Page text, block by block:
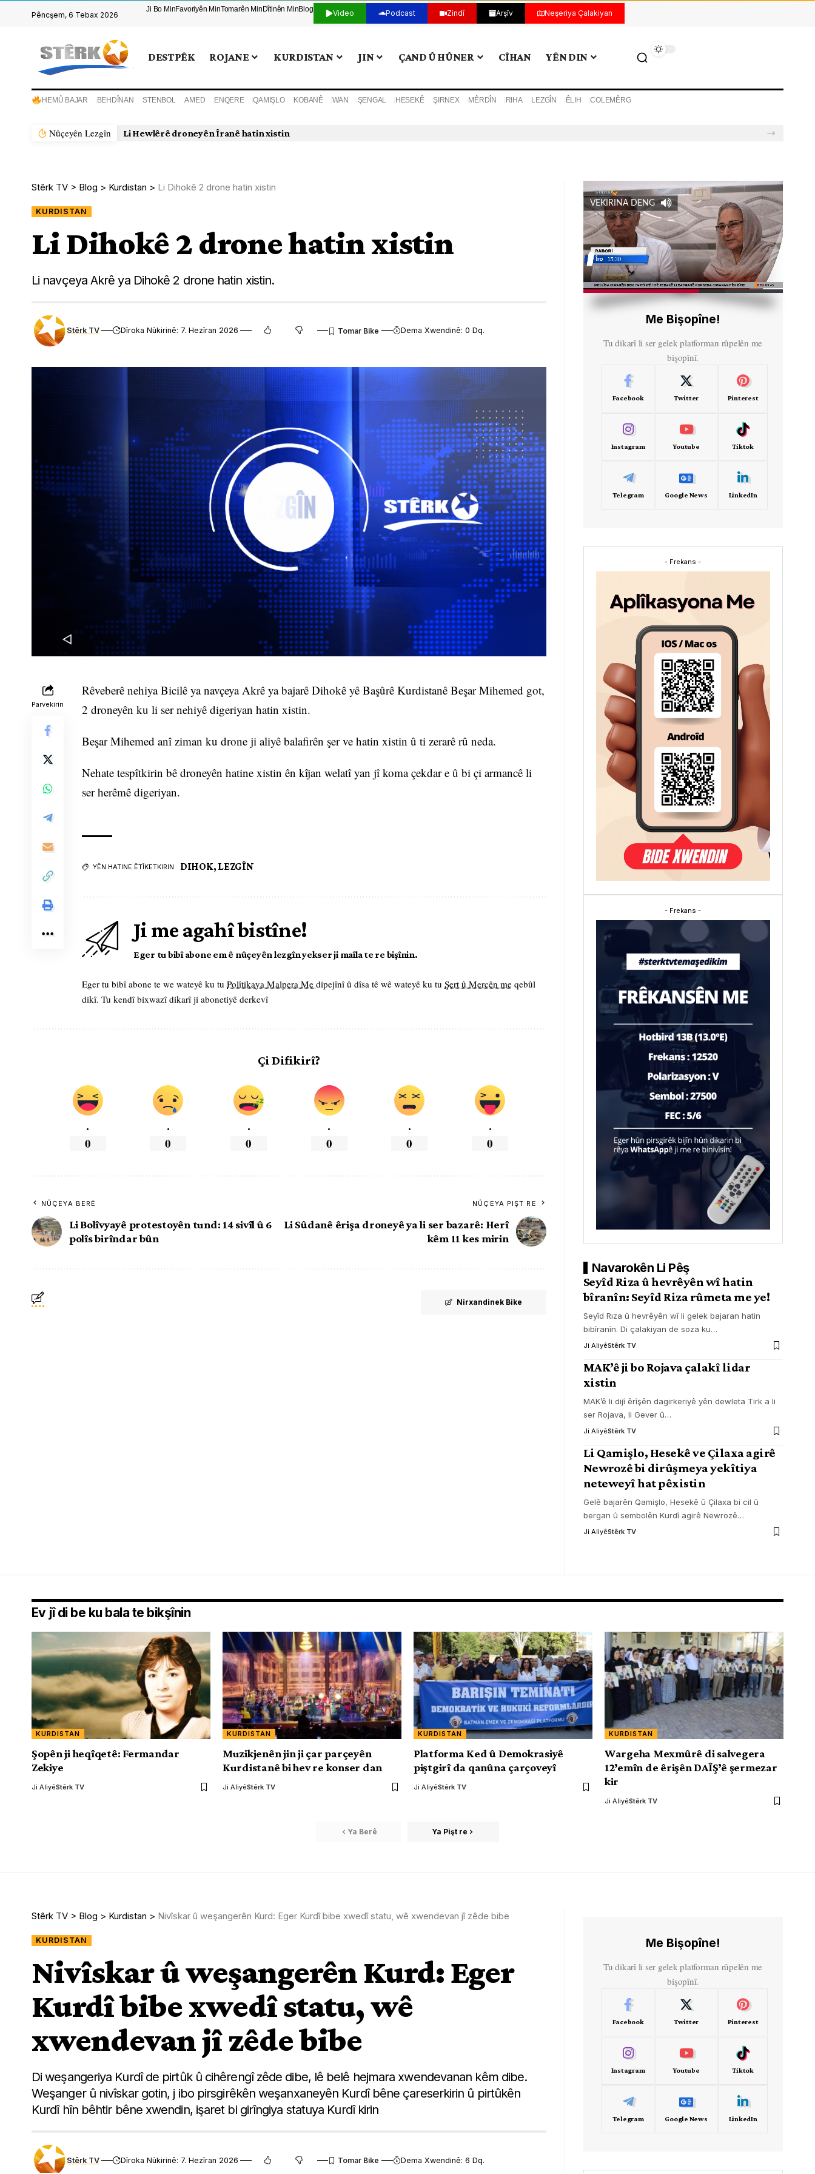
Pêncşem, 6 Tebax 2026
Ji Bo MinFavoriyên MinTomarên Min Dîtinên MinBlog Video Podcast Zindî Arşîv Neşeriya Çalakiyan
DESTPÊK ROJANE KURDISTAN JIN ÇAND Û HÛNER CÎHAN YÊN DIN
HEMÛ BAJAR BEHDÎNAN STENBOL AMED ENQERE QAMIŞLO KOBANÊ WAN ŞENGAL HESEKÊ ŞIRNEX MÊRDÎN RIHA LEZGÎN ÊLIH COLEMÊRG
Nûçeyên Lezgîn Li Hewlêrê droneyên Îranê hatin xistin
Stêrk TV > Blog > Kurdistan > Li Dihokê 2 drone hatin xistin
KURDISTAN
Li Dihokê 2 drone hatin xistin
Li navçeya Akrê ya Dihokê 2 drone hatin xistin.
Stêrk TV Dîroka Nûkirinê: 7. Hezîran 2026 Dema Xwendinê: 0 Dq.
Parvekirin
Rêveberê nehiya Bicilê ya navçeya Akrê ya bajarê Dihokê yê Başûrê Kurdistanê Beşar Mihemed got,
2 droneyên ku li ser nehiyê digeriyan hatin xistin.
Beşar Mihemed anî ziman ku drone ji aliyê balafirên şer ve hatin xistin û ti zerarê rû neda.
Nehate tespîtkirin bê droneyên hatine xistin ên kîjan welatî yan jî koma çekdar e û bi çi armancê li
ser herêmê digeriyan.
YÊN HATINE ÊTÎKETKIRIN DIHOK, LEZGÎN
Ji me agahî bistîne!
Eger tu bibî abone em ê nûçeyên lezgîn yekser ji maîla te re bişînin.
Eger tu bibî abone te we wateyê ku tu Polîtikaya Malpera Me dipejînî û dîsa tê wê wateyê ku tu Şert û Mercên me qebûl
dikî. Tu kendî bixwazî dikarî ji abonetiyê derkevî
Çi Difikirî?
.
0
.
0
.
0
.
0
.
0
.
0
NÛÇEYA BERÊ
Li Bolîvyayê protestoyên tund: 14 sivîl û 6
polîs birîndar bûn
NÛÇEYA PIŞT RE
Li Sûdanê êrişa droneyê ya li ser bazarê: Herî
kêm 11 kes mirin
Nirxandinek Bike
VEKIRINA DENG
Me Bişopîne!
Tu dikarî li ser gelek platforman rûpelên me
bişopînî.
Facebook Twitter Pinterest
Instagram Youtube Tiktok
Telegram Google News LinkedIn
- Frekans -
- Frekans -
Navarokên Li Pêş
Seyîd Riza û hevrêyên wî hatin
bîranîn: Seyîd Riza rûmeta me ye!
Seyîd Rıza û hevrêyên wî li gelek bajaran hatin
bibîranîn. Di çalakiyan de soza ku…
Ji AliyêStêrk TV
MAK’ê ji bo Rojava çalakî lidar
xistin
MAK’ê li dijî êrîşên dagirkeriyê yên dewleta Tirk a li
ser Rojava, li Gever û…
Ji AliyêStêrk TV
Li Qamişlo, Hesekê ve Çilaxa agirê
Newrozê bi dirûşmeya yekîtiya
neteweyî hat pêxistin
Gelê bajarên Qamişlo, Hesekê û Çilaxa bi cil û
bergan û sembolên Kurdî agirê Newrozê…
Ji AliyêStêrk TV
Ev jî di be ku bala te bikşînin
KURDISTAN
Şopên ji heqîqetê: Fermandar
Zekiye
Ji AliyêStêrk TV
KURDISTAN
Muzikjenên jin ji çar parçeyên
Kurdistanê bi hev re konser dan
Ji AliyêStêrk TV
KURDISTAN
Platforma Ked û Demokrasiyê
piştgirî da qanûna çarçoveyî
Ji AliyêStêrk TV
KURDISTAN
Wargeha Mexmûrê di salvegera
12’emîn de êrişên DAÎŞ’ê şermezar
kir
Ji AliyêStêrk TV
Ya Berê Ya Pişt re
Stêrk TV > Blog > Kurdistan > Nivîskar û weşangerên Kurd: Eger Kurdî bibe xwedî statu, wê xwendevan jî zêde bibe
KURDISTAN
Nivîskar û weşangerên Kurd: Eger
Kurdî bibe xwedî statu, wê
xwendevan jî zêde bibe
Di weşangeriya Kurdî de pirtûk û cihêrengî zêde dibe, lê belê hejmara xwendevanan kêm dibe.
Weşanger û nivîskar gotin, j ibo pirsgirêkên weşanxaneyên Kurdî bêne çareserkirin û pirtûkên
Kurdî hîn bêhtir bêne xwendin, işaret bi girîngiya statuya Kurdî kirin
Stêrk TV Dîroka Nûkirinê: 7. Hezîran 2026 Dema Xwendinê: 6 Dq.
Me Bişopîne!
Tu dikarî li ser gelek platforman rûpelên me
bişopînî.
Facebook Twitter Pinterest
Instagram Youtube Tiktok
Telegram Google News LinkedIn